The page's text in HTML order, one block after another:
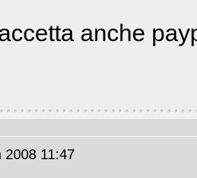
anche
2008 11:47